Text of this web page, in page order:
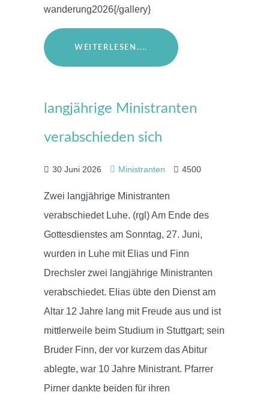
wanderung2026{/gallery}
WEITERLESEN....
langjährige Ministranten
verabschieden sich
30 Juni 2026 Ministranten 4500
Zwei langjährige Ministranten
verabschiedet Luhe. (rgl) Am Ende des
Gottesdienstes am Sonntag, 27. Juni,
wurden in Luhe mit Elias und Finn
Drechsler zwei langjährige Ministranten
verabschiedet. Elias übte den Dienst am
Altar 12 Jahre lang mit Freude aus und ist
mittlerweile beim Studium in Stuttgart; sein
Bruder Finn, der vor kurzem das Abitur
ablegte, war 10 Jahre Ministrant. Pfarrer
Pirner dankte beiden für ihren